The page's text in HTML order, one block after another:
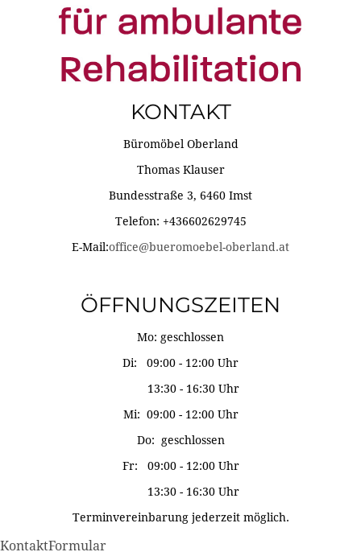
KONTAKT
Büromöbel Oberland
Thomas Klauser
Bundesstraße 3, 6460 Imst
Telefon: +436602629745
E-Mail:office@bueromoebel-oberland.at
ÖFFNUNGSZEITEN
Mo: geschlossen
Di: 09:00 - 12:00 Uhr
13:30 - 16:30 Uhr
Mi: 09:00 - 12:00 Uhr
Do: geschlossen
Fr: 09:00 - 12:00 Uhr
13:30 - 16:30 Uhr
Terminvereinbarung jederzeit möglich.
KontaktFormular